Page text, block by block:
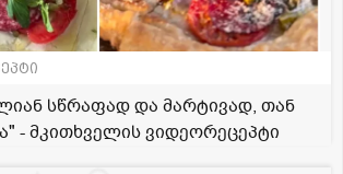
სწრაფად და მარტივად, თან
- მკითხველის ვიდეორეცეპტი